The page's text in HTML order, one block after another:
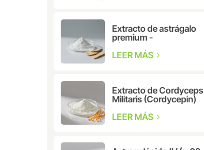
Extracto de astrágalo
premium -
Cicloastragenol CAS:
78574-94-4
LEER MÁS
Extracto de Cordyceps
Militaris (Cordycepin)
LEER MÁS